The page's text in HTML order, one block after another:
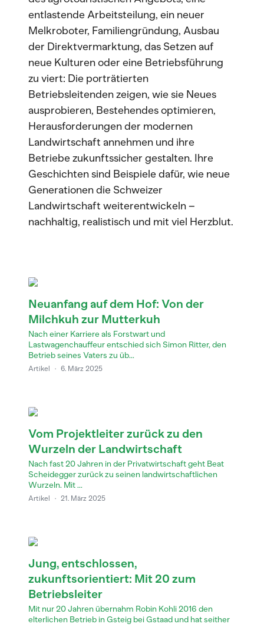
entlastende Arbeitsteilung, ein neuer
Melkroboter, Familiengründung, Ausbau
der Direktvermarktung, das Setzen auf
neue Kulturen oder eine Betriebsführung
zu viert: Die porträtierten
Betriebsleitenden zeigen, wie sie Neues
ausprobieren, Bestehendes optimieren,
Herausforderungen der modernen
Landwirtschaft annehmen und ihre
Betriebe zukunftssicher gestalten. Ihre
Geschichten sind Beispiele dafür, wie neue
Generationen die Schweizer
Landwirtschaft weiterentwickeln –
nachhaltig, realistisch und mit viel Herzblut.
Neuanfang auf dem Hof: Von der
Milchkuh zur Mutterkuh
Nach einer Karriere als Forstwart und
Lastwagenchauffeur entschied sich Simon Ritter, den
Betrieb seines Vaters zu üb...
Artikel · 6. März 2025
Vom Projektleiter zurück zu den
Wurzeln der Landwirtschaft
Nach fast 20 Jahren in der Privatwirtschaft geht Beat
Scheidegger zurück zu seinen landwirtschaftlichen
Wurzeln. Mit ...
Artikel · 21. März 2025
Jung, entschlossen,
zukunftsorientiert: Mit 20 zum
Betriebsleiter
Mit nur 20 Jahren übernahm Robin Kohli 2016 den
elterlichen Betrieb in Gsteig bei Gstaad und hat seither